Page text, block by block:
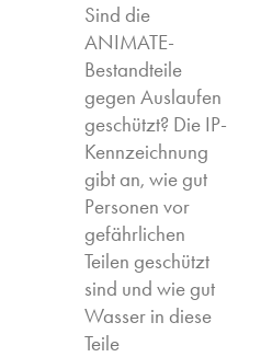
Sind die
ANIMATE-
Bestandteile
gegen Auslaufen
geschützt? Die IP-
Kennzeichnung
gibt an, wie gut
Personen vor
gefährlichen
Teilen geschützt
sind und wie gut
Wasser in diese
Teile